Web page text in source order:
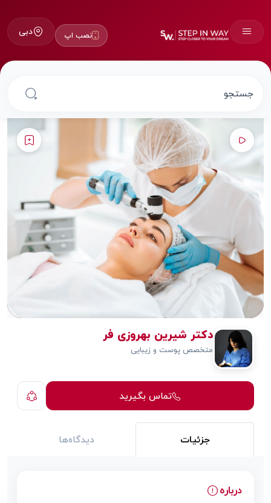
نصب اپ دبی
دکتر شیرین بهروزی فر
متخصص پوست و زیبایی
تماس بگیرید
جزئیات دیدگاه‌ها
درباره